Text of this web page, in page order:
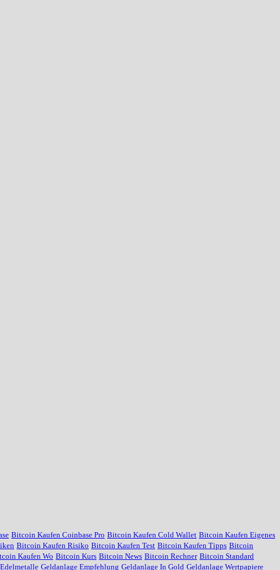
Bitcoin Kaufen Coinbase Pro Bitcoin Kaufen Cold Wallet Bitcoin Kaufen Eigenes
Bitcoin Kaufen Risiko Bitcoin Kaufen Test Bitcoin Kaufen Tipps Bitcoin
Kaufen Wo Bitcoin Kurs Bitcoin News Bitcoin Rechner Bitcoin Standard
Geldanlage Empfehlung Geldanlage In Gold Geldanlage Wertpapiere